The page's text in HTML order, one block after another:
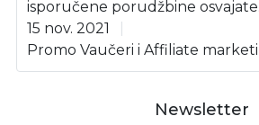
isporučene porudžbine
15 nov. 2021
Promo Vaučeri i Affiliate
Newsletter